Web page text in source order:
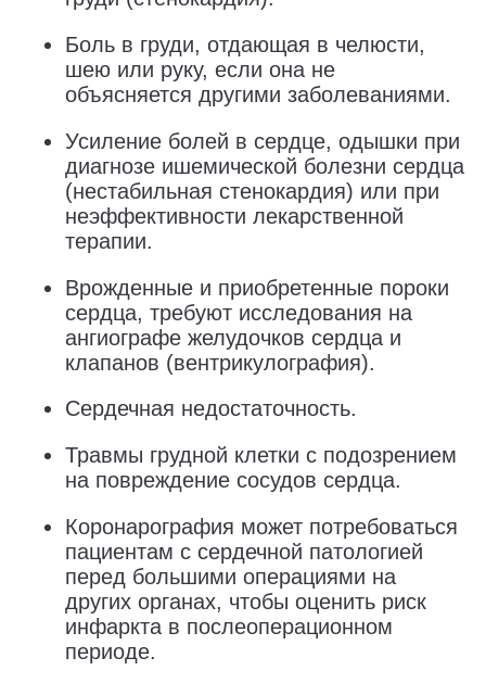
Боль в груди, отдающая в челюсти,
шею или руку, если она не
объясняется другими заболеваниями.
Усиление болей в сердце, одышки при
диагнозе ишемической болезни сердца
(нестабильная стенокардия) или при
неэффективности лекарственной
терапии.
Врожденные и приобретенные пороки
сердца, требуют исследования на
ангиографе желудочков сердца и
клапанов (вентрикулография).
Сердечная недостаточность.
Травмы грудной клетки с подозрением
на повреждение сосудов сердца.
Коронарография может потребоваться
пациентам с сердечной патологией
перед большими операциями на
других органах, чтобы оценить риск
инфаркта в послеоперационном
периоде.